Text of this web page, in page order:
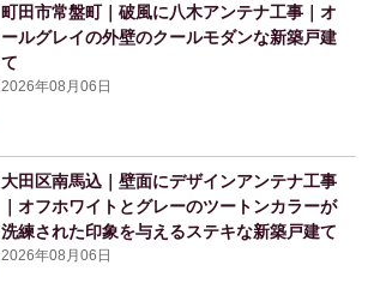
町田市常盤町｜破風に八木アンテナ工事｜オ
ールグレイの外壁のクールモダンな新築戸建
て
2026年08月06日
大田区南馬込｜壁面にデザインアンテナ工事
｜オフホワイトとグレーのツートンカラーが
洗練された印象を与えるステキな新築戸建て
2026年08月06日